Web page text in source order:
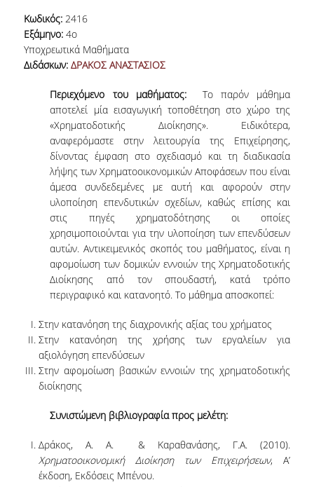
ΜΕ ΜΙΑ ΜΑΤΙΑ
ΑΝΘΡΩΠΙΝΟ ΔΥΝΑΜΙΚΟ
Ε.ΔΙ.Π.
ΕΠΙΣΤΗΜΟΝΙΚΟΙ ΣΥΝΕΡΓΑΤΕΣ
ΥΠΟΨΗΦΙΟΙ ΔΙΔΑΚΤΟΡΕΣ
ΔΙΟΙΚΗΤΙΚΟ ΠΡΟΣΩΠΙΚΟ
ΜΗΤΡΩΑ ΜΕΛΩΝ ΤΜΗΜΑΤΟΣ
ΕΝΤΕΤΑΛΜΕΝΟΙ ΔΙΔΑΣΚΟΝΤΕΣ ΑΚΑΔ.
ΕΤΟΥΣ '25-'26
ΠΡΟΠΤΥΧΙΑΚΕΣ ΣΠΟΥΔΕΣ
ΥΠΟΨΗΦΙΟΙ ΦΟΙΤΗΤΕΣ
ΠΡΟΓΡΑΜΜΑ ΚΑΙ ΚΑΤΕΥΘΥΝΣΕΙΣ ΣΠΟΥΔΩΝ
ΑΝΑΛΥΤΙΚΗ ΠΑΡΟΥΣΙΑΣΗ ΜΑΘΗΜΑΤΩΝ
ΠΡΑΚΤΙΚΗ ΑΣΚΗΣΗ
ΠΡΟΓΡΑΜΜΑ ERASMUS+
Η ΖΩΗ ΣΤΟ ΤΜΗΜΑ
Κωδικός: 2416
Εξάμηνο: 4ο
Υποχρεωτικά Μαθήματα
Διδάσκων: ΔΡΑΚΟΣ ΑΝΑΣΤΑΣΙΟΣ
Περιεχόμενο του μαθήματος: Το παρόν μάθημα
αποτελεί μία εισαγωγική τοποθέτηση στο χώρο της
«Χρηματοδοτικής Διοίκησης». Ειδικότερα,
αναφερόμαστε στην λειτουργία της Επιχείρησης,
δίνοντας έμφαση στο σχεδιασμό και τη διαδικασία
λήψης των Χρηματοοικονομικών Αποφάσεων που είναι
άμεσα συνδεδεμένες με αυτή και αφορούν στην
υλοποίηση επενδυτικών σχεδίων, καθώς επίσης και
στις πηγές χρηματοδότησης οι οποίες
χρησιμοποιούνται για την υλοποίηση των επενδύσεων
αυτών. Αντικειμενικός σκοπός του μαθήματος, είναι η
αφομοίωση των δομικών εννοιών της Χρηματοδοτικής
Διοίκησης από τον σπουδαστή, κατά τρόπο
περιγραφικό και κατανοητό. Το μάθημα αποσκοπεί:
Στην κατανόηση της διαχρονικής αξίας του χρήματος
Στην κατανόηση της χρήσης των εργαλείων για
αξιολόγηση επενδύσεων
Στην αφομοίωση βασικών εννοιών της χρηματοδοτικής
διοίκησης
Συνιστώμενη βιβλιογραφία προς μελέτη:
Δράκος, Α. Α. & Καραθανάσης, Γ.Α. (2010).
Χρηματοοικονομική Διοίκηση των Επιχειρήσεων, Α’
έκδοση, Εκδόσεις Μπένου.